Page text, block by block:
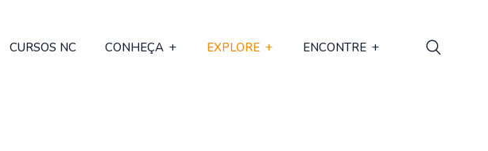
CURSOS NC CONHEÇA EXPLORE ENCONTRE